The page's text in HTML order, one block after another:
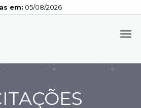
em: 05/08/2026